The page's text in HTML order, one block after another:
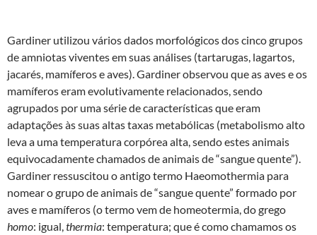
Gardiner utilizou vários dados morfológicos dos cinco grupos
de amniotas viventes em suas análises (tartarugas, lagartos,
jacarés, mamíferos e aves). Gardiner observou que as aves e os
mamíferos eram evolutivamente relacionados, sendo
agrupados por uma série de características que eram
adaptações às suas altas taxas metabólicas (metabolismo alto
leva a uma temperatura corpórea alta, sendo estes animais
equivocadamente chamados de animais de “sangue quente”).
Gardiner ressuscitou o antigo termo Haeomothermia para
nomear o grupo de animais de “sangue quente” formado por
aves e mamíferos (o termo vem de homeotermia, do grego
homo: igual,thermia: temperatura; que é como chamamos os